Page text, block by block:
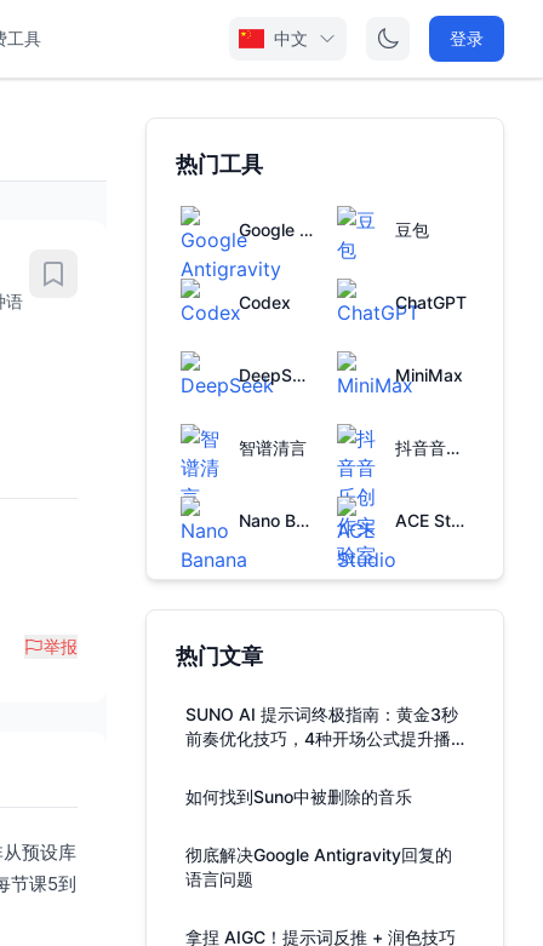
工具 中文 登录
语
举报
预设库
节课5到
热门工具
Google Antigravity 豆包
Codex ChatGPT
DeepSeek MiniMax
智谱清言 抖音音乐创作实验室
Nano Banana ACE Studio
热门文章
SUNO AI 提示词终极指南：黄金3秒
前奏优化技巧，4种开场公式提升播
如何找到Suno中被删除的音乐
彻底解决Google Antigravity回复的
语言问题
拿捏 AIGC！提示词反推 + 润色技巧